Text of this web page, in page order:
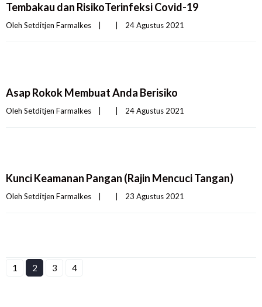
Tembakau dan RisikoTerinfeksi Covid-19
Oleh Setditjen Farmalkes 24 Agustus 2021
Asap Rokok Membuat Anda Berisiko
Oleh Setditjen Farmalkes 24 Agustus 2021
Kunci Keamanan Pangan (Rajin Mencuci Tangan)
Oleh Setditjen Farmalkes 23 Agustus 2021
1 2 3 4